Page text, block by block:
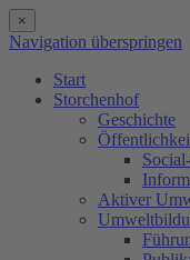
×
Navigation überspringen
Start
Storchenhof
Geschichte
Aktiver